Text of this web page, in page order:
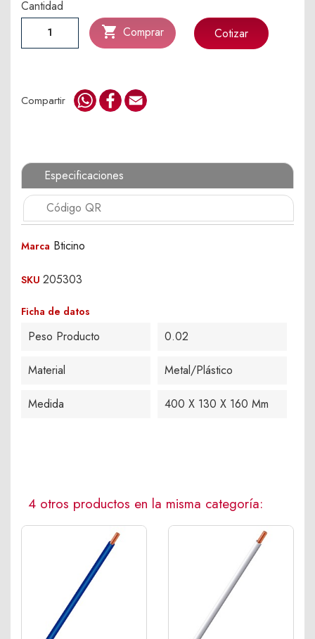
Cantidad
 Comprar Cotizar
Compartir WhatsApp
Facebook
Especificaciones
Código QR
Marca Bticino
SKU 205303
Ficha de datos
Peso Producto 0.02
Material Metal/Plástico
Medida 400 X 130 X 160 Mm
4 otros productos en la misma categoría: